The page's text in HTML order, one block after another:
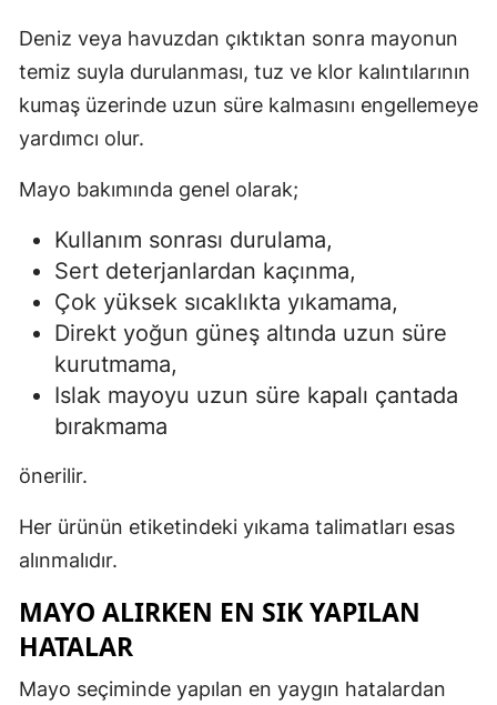
Deniz veya havuzdan çıktıktan sonra mayonun
temiz suyla durulanması, tuz ve klor kalıntılarının
kumaş üzerinde uzun süre kalmasını engellemeye
yardımcı olur.
Mayo bakımında genel olarak;
Kullanım sonrası durulama,
Sert deterjanlardan kaçınma,
Çok yüksek sıcaklıkta yıkamama,
Direkt yoğun güneş altında uzun süre
kurutmama,
Islak mayoyu uzun süre kapalı çantada
bırakmama
önerilir.
Her ürünün etiketindeki yıkama talimatları esas
alınmalıdır.
MAYO ALIRKEN EN SIK YAPILAN
HATALAR
Mayo seçiminde yapılan en yaygın hatalardan